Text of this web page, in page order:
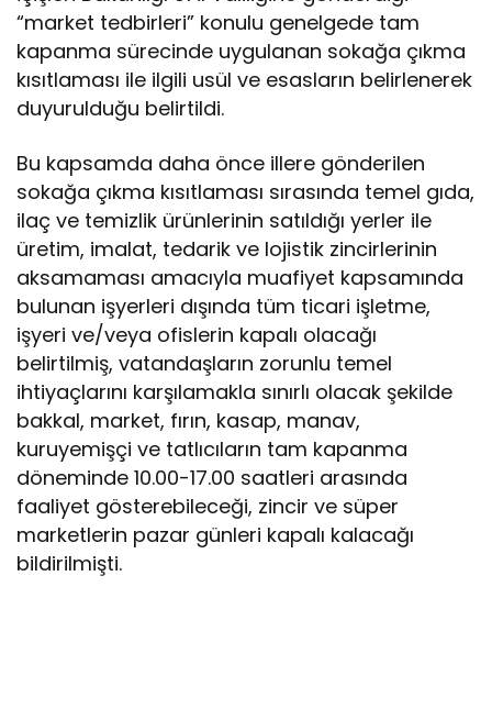
“market tedbirleri” konulu genelgede tam
kapanma sürecinde uygulanan sokağa çıkma
kısıtlaması ile ilgili usül ve esasların belirlenerek
duyurulduğu belirtildi.
Bu kapsamda daha önce illere gönderilen
sokağa çıkma kısıtlaması sırasında temel gıda,
ilaç ve temizlik ürünlerinin satıldığı yerler ile
üretim, imalat, tedarik ve lojistik zincirlerinin
aksamaması amacıyla muafiyet kapsamında
bulunan işyerleri dışında tüm ticari işletme,
işyeri ve/veya ofislerin kapalı olacağı
belirtilmiş, vatandaşların zorunlu temel
ihtiyaçlarını karşılamakla sınırlı olacak şekilde
bakkal, market, fırın, kasap, manav,
kuruyemişçi ve tatlıcıların tam kapanma
döneminde 10.00-17.00 saatleri arasında
faaliyet gösterebileceği, zincir ve süper
marketlerin pazar günleri kapalı kalacağı
bildirilmişti.